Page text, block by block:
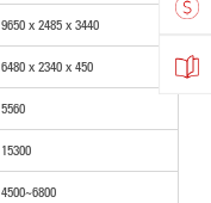
9650 x 2485 x 3440
6480 x 2340 x 450
5560
15300
4500~6800